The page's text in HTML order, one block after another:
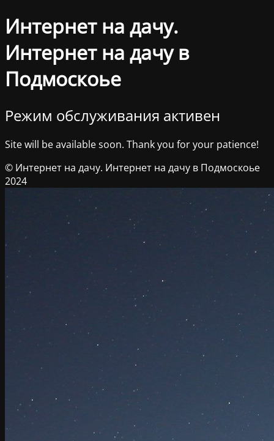
Интернет на дачу.
Интернет на дачу в
Подмоскоье
Режим обслуживания активен
Site will be available soon. Thank you for your patience!
© Интернет на дачу. Интернет на дачу в Подмоскоье
2024